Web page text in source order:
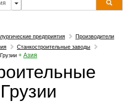
предприятия
Производители
Станкостроительные заводы
+ Азия